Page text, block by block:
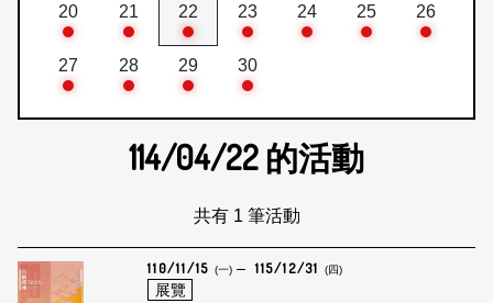
20 21 22 23 24 25 26
27 28 29 30
114/04/22 的活動
共有 1 筆活動
110/11/15 (一) 115/12/31 (四)
展覽